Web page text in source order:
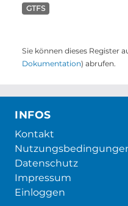
GTFS
Sie können dieses Register
Dokumentation) abrufen.
INFOS
Kontakt
Datenschutz
Impressum
Einloggen